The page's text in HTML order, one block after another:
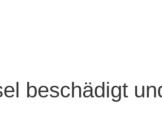
beschädigt